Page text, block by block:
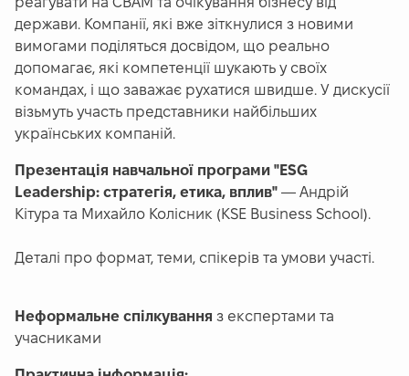
держави. Компанії, які вже зіткнулися з новими
вимогами поділяться досвідом, що реально
допомагає, які компетенції шукають у своїх
командах, і що заважає рухатися швидше. У дискусії
візьмуть участь представники найбільших
українських компаній.
Презентація навчальної програми "ESG
Leadership: стратегія, етика, вплив" — Андрій
Кітура та Михайло Колісник (KSE Business School).
Деталі про формат, теми, спікерів та умови участі.
Неформальне спілкування з експертами та
учасниками